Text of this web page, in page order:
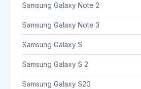
Samsung Galaxy Note 2
Samsung Galaxy Note 3
Samsung Galaxy S
Samsung Galaxy S 2
Samsung Galaxy S20